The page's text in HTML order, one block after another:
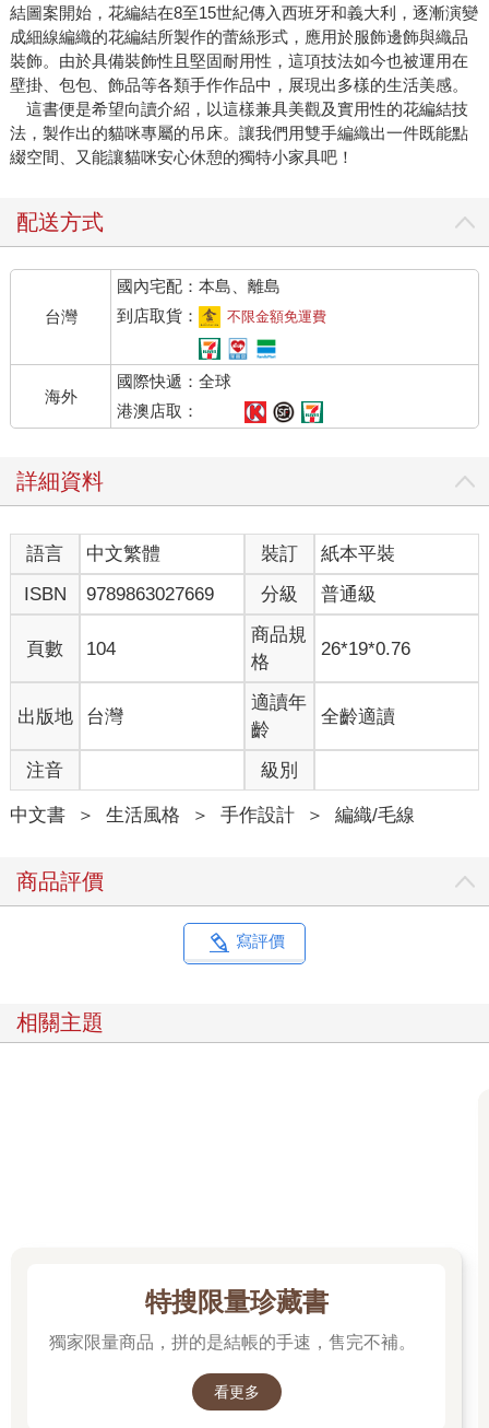
結圖案開始，花編結在8至15世紀傳入西班牙和義大利，逐漸演變
成細線編織的花編結所製作的蕾絲形式，應用於服飾邊飾與織品
裝飾。由於具備裝飾性且堅固耐用性，這項技法如今也被運用在
壁掛、包包、飾品等各類手作作品中，展現出多樣的生活美感。
這書便是希望向讀介紹，以這樣兼具美觀及實用性的花編結技
法，製作出的貓咪專屬的吊床。讓我們用雙手編織出一件既能點
綴空間、又能讓貓咪安心休憩的獨特小家具吧！
配送方式
台灣
國內宅配：本島、離島
到店取貨：
不限金額免運費
海外
國際快遞：全球
港澳店取：
詳細資料
語言 中文繁體 裝訂
紙本平裝
ISBN
9789863027669 分級 普通級
頁數 104
商品規
格
26*19*0.76
出版地 台灣
適讀年
齡
全齡適讀
注音 級別
中文書 ＞ 生活風格 ＞ 手作設計 ＞ 編織/毛線
商品評價
寫評價
相關主題
特搜限量珍藏書
獨家限量商品，拼的是結帳的手速，售完不補。
看更多